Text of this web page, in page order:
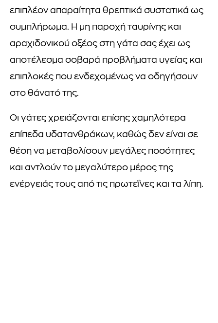
επιπλέον απαραίτητα θρεπτικά συστατικά ως
συμπλήρωμα. Η μη παροχή ταυρίνης και
αραχιδονικού οξέος στη γάτα σας έχει ως
αποτέλεσμα σοβαρά προβλήματα υγείας και
επιπλοκές που ενδεχομένως να οδηγήσουν
στο θάνατό της.
Οι γάτες χρειάζονται επίσης χαμηλότερα
επίπεδα υδατανθράκων, καθώς δεν είναι σε
θέση να μεταβολίσουν μεγάλες ποσότητες
και αντλούν το μεγαλύτερο μέρος της
ενέργειάς τους από τις πρωτεΐνες και τα λίπη.